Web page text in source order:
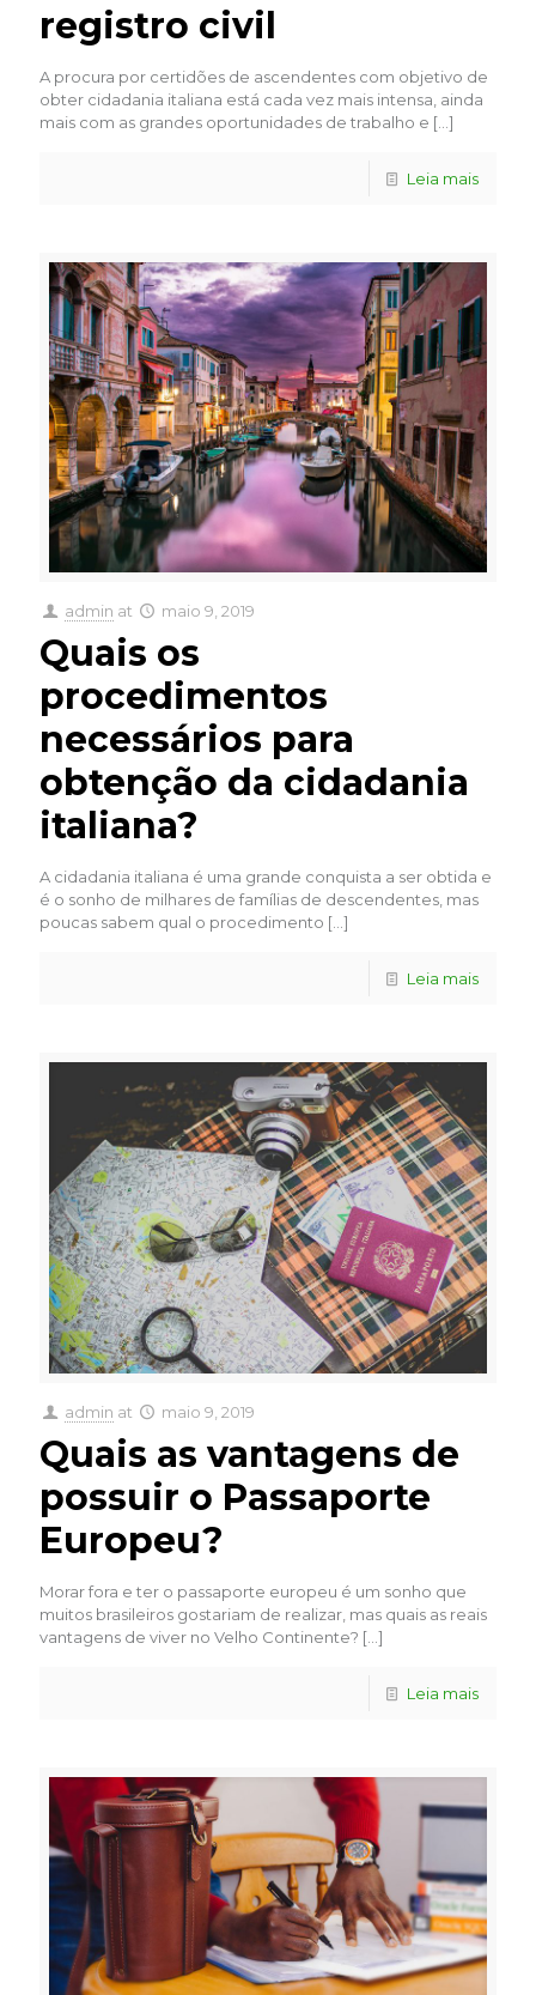
registro civil
A procura por certidões de ascendentes com objetivo de
obter cidadania italiana está cada vez mais intensa, ainda
mais com as grandes oportunidades de trabalho e […]
Leia mais
admin at maio 9, 2019
Quais os
procedimentos
necessários para
obtenção da cidadania
italiana?
A cidadania italiana é uma grande conquista a ser obtida e
é o sonho de milhares de famílias de descendentes, mas
poucas sabem qual o procedimento […]
Leia mais
admin at maio 9, 2019
Quais as vantagens de
possuir o Passaporte
Europeu?
Morar fora e ter o passaporte europeu é um sonho que
muitos brasileiros gostariam de realizar, mas quais as reais
vantagens de viver no Velho Continente? […]
Leia mais